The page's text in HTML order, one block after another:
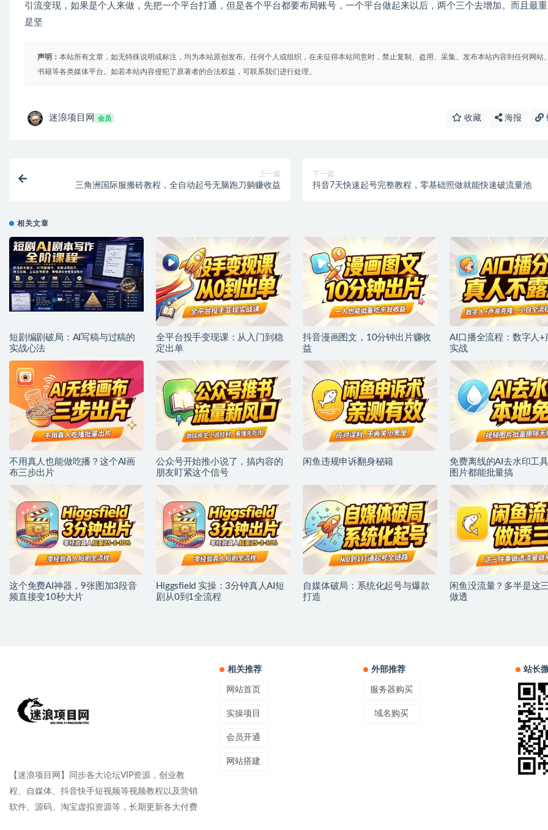
引流变现，如果是个人来做，先把一个平台打通，但是各个平台都要布局账号，一个平台做起来以后，两个三个去增加。而且最
是坚
声明： 本站所有文章，如无特殊说明或标注，均为本站原创发布。任何个人或组织，在未征得本站同意时，禁止复制、盗用、采集、发布本站内容到任何网站
书籍等各类媒体平台。如若本站内容侵犯了原著者的合法权益，可联系我们进行处理。
迷浪项目网 会员 收藏 海报
上一篇
三角洲国际服搬砖教程，全自动起号无脑跑刀躺赚收益
下一篇
抖音7天快速起号完整教程，零基础照做就能快速破流量池
相关文章
短剧编剧破局：AI写稿与过稿的
实战心法
全平台投手变现课：从入门到稳
定出单
抖音漫画图文，10分钟出片赚收
益
AI口播全流程：数字人+
实战
不用真人也能做吃播？这个AI画
布三步出片
公众号开始推小说了，搞内容的
朋友盯紧这个信号
闲鱼违规申诉翻身秘籍
免费离线的AI去水印工
图片都能批量搞
这个免费AI神器，9张图加3段音
频直接变10秒大片
Higgsfield 实操：3分钟真人AI短
剧从0到1全流程
自媒体破局：系统化起号与爆款
打造
闲鱼没流量？多半是这
做透
【迷浪项目网】同步各大论坛VIP资源，创业教
程、自媒体、抖音快手短视频等视频教程以及营销
软件、源码、淘宝虚拟资源等，长期更新各大付费
相关推荐
网站首页
实操项目
会员开通
网站搭建
外部推荐
服务器购买
域名购买
站长